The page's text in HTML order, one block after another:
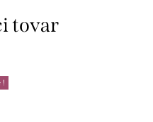
tovar
!